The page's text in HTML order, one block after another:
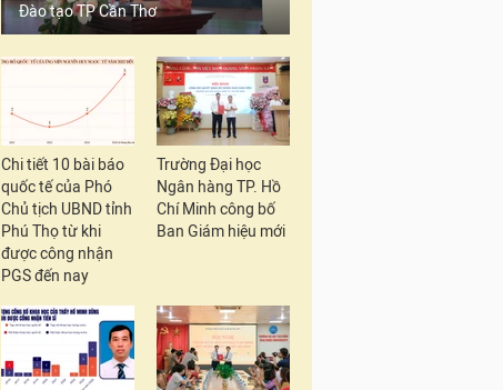
Đào tạo TP Cần Thơ
Chi tiết 10 bài báo
quốc tế của Phó
Chủ tịch UBND tỉnh
Phú Thọ từ khi
được công nhận
PGS đến nay
Trường Đại học
Ngân hàng TP. Hồ
Chí Minh công bố
Ban Giám hiệu mới